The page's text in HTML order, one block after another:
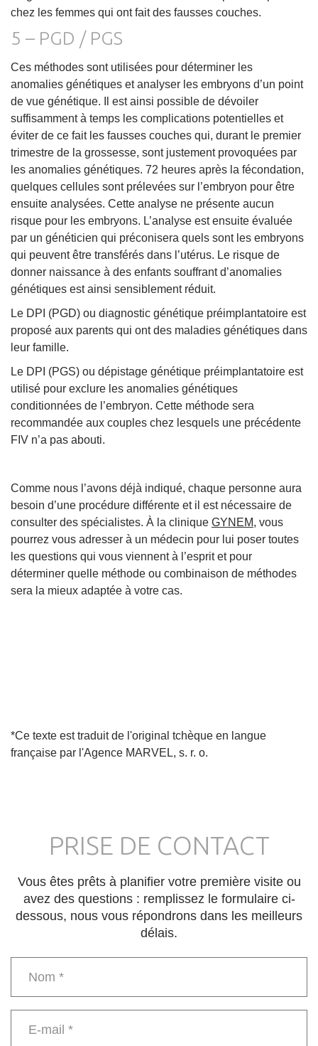
chez les femmes qui ont fait des fausses couches.
5 – PGD / PGS
Ces méthodes sont utilisées pour déterminer les
anomalies génétiques et analyser les embryons d’un point
de vue génétique. Il est ainsi possible de dévoiler
suffisamment à temps les complications potentielles et
éviter de ce fait les fausses couches qui, durant le premier
trimestre de la grossesse, sont justement provoquées par
les anomalies génétiques. 72 heures après la fécondation,
quelques cellules sont prélevées sur l’embryon pour être
ensuite analysées. Cette analyse ne présente aucun
risque pour les embryons. L’analyse est ensuite évaluée
par un généticien qui préconisera quels sont les embryons
qui peuvent être transférés dans l’utérus. Le risque de
donner naissance à des enfants souffrant d’anomalies
génétiques est ainsi sensiblement réduit.
Le DPI (PGD) ou diagnostic génétique préimplantatoire est
proposé aux parents qui ont des maladies génétiques dans
leur famille.
Le DPI (PGS) ou dépistage génétique préimplantatoire est
utilisé pour exclure les anomalies génétiques
conditionnées de l’embryon. Cette méthode sera
recommandée aux couples chez lesquels une précédente
FIV n’a pas abouti.
Comme nous l’avons déjà indiqué, chaque personne aura
besoin d’une procédure différente et il est nécessaire de
consulter des spécialistes. À la clinique GYNEM, vous
pourrez vous adresser à un médecin pour lui poser toutes
les questions qui vous viennent à l’esprit et pour
déterminer quelle méthode ou combinaison de méthodes
sera la mieux adaptée à votre cas.
*Ce texte est traduit de l'original tchèque en langue
française par l'Agence MARVEL, s. r. o.
PRISE DE CONTACT
Vous êtes prêts à planifier votre première visite ou
avez des questions : remplissez le formulaire ci-
dessous, nous vous répondrons dans les meilleurs
délais.